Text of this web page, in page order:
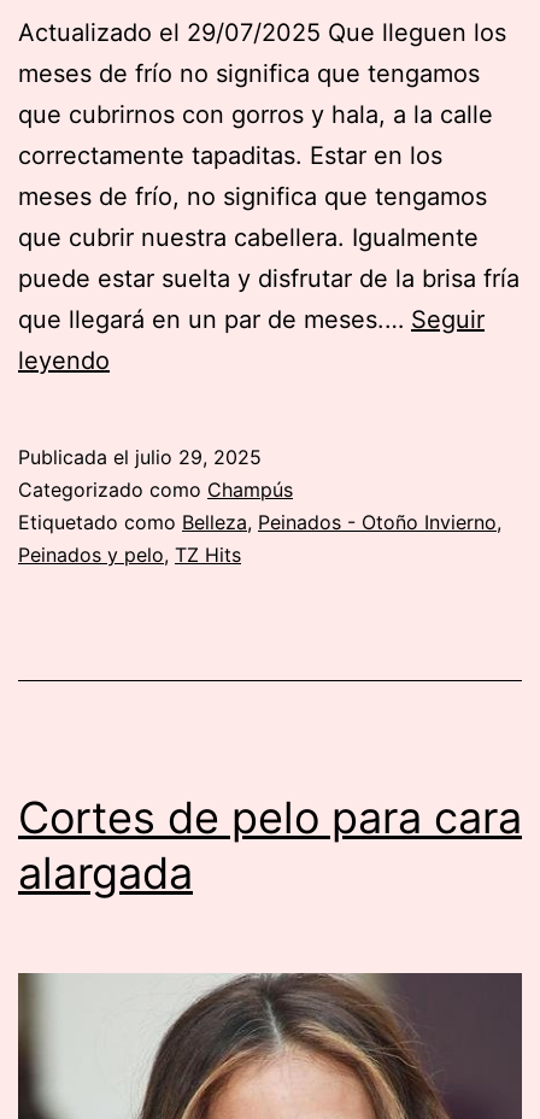
Actualizado el 29/07/2025 Que lleguen los
meses de frío no significa que tengamos
que cubrirnos con gorros y hala, a la calle
correctamente tapaditas. Estar en los
meses de frío, no significa que tengamos
que cubrir nuestra cabellera. Igualmente
puede estar suelta y disfrutar de la brisa fría
que llegará en un par de meses.… Seguir
leyendo
hacerse
una
misma
Publicada el julio 29, 2025
Categorizado como Champús
Etiquetado como Belleza, Peinados - Otoño Invierno,
Peinados y pelo, TZ Hits
Cortes de pelo para cara
alargada